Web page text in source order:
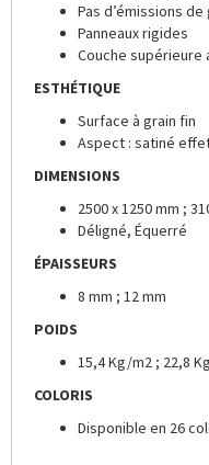
Pas d’émissions
Panneaux rigides
Couche supérieure
ESTHÉTIQUE
Surface à grain fin
Aspect : satiné
DIMENSIONS
2500 x 1250 mm ;
Déligné, Équerré
ÉPAISSEURS
8 mm ; 12 mm
POIDS
15,4 Kg/m2 ; 22,8
COLORIS
Disponible en 26